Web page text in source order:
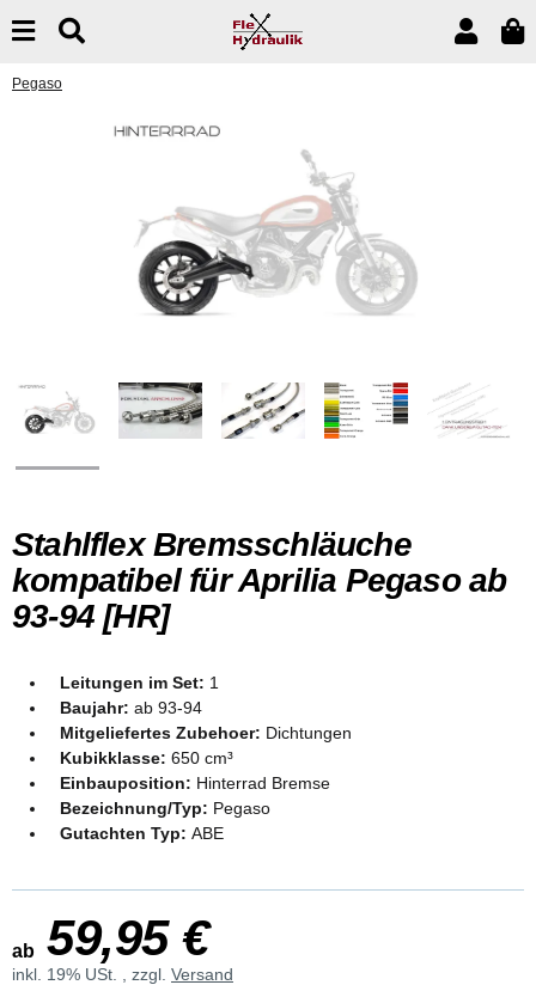
Pegaso
Stahlflex Bremsschläuche
kompatibel für Aprilia Pegaso ab
93-94 [HR]
Leitungen im Set: 1
Baujahr: ab 93-94
Mitgeliefertes Zubehoer: Dichtungen
Kubikklasse: 650 cm³
Einbauposition: Hinterrad Bremse
Bezeichnung/Typ: Pegaso
Gutachten Typ: ABE
ab 59,95 €
inkl. 19% USt. , zzgl. Versand